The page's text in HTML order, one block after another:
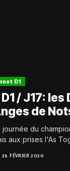
D1
/ J17:
de
journée du
aux prises l'As
26 FÉVRIER 2020